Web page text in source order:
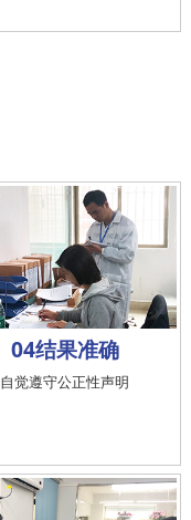
04结果准确
自觉遵守公正性声明